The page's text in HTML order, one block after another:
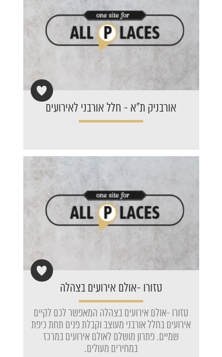
אורבניק ת"א - חלל אורבני לאירועים
טזורו -אולם אירועים בצהלה
טזורו -אולם אירועים בצהלה המאפשר לכם לקיים
אירועים בחלל אורבני מעוצב וקבלת פנים תחת כיפת
שמיים. פתרון מושלם לאולם אירועים במרכז
במחירים מעולים.